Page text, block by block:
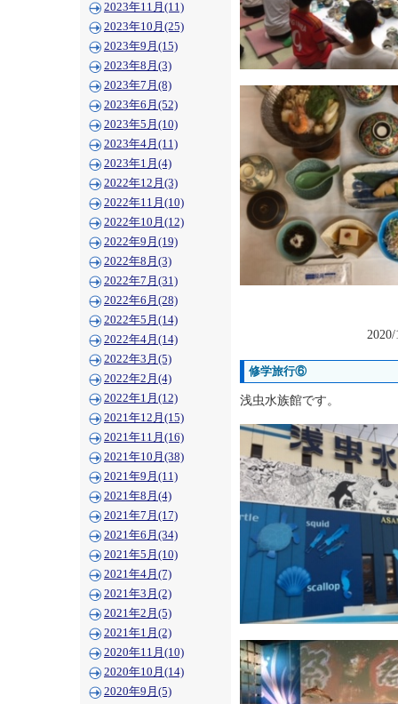
2023年11月(11)
2023年10月(25)
2023年9月(15)
2023年8月(3)
2023年7月(8)
2023年6月(52)
2023年5月(10)
2023年4月(11)
2023年1月(4)
2022年12月(3)
2022年11月(10)
2022年10月(12)
2022年9月(19)
2022年8月(3)
2022年7月(31)
2022年6月(28)
2022年5月(14)
2022年4月(14)
2022年3月(5)
2022年2月(4)
2022年1月(12)
2021年12月(15)
2021年11月(16)
2021年10月(38)
2021年9月(11)
2021年8月(4)
2021年7月(17)
2021年6月(34)
2021年5月(10)
2021年4月(7)
2021年3月(2)
2021年2月(5)
2021年1月(2)
2020年11月(10)
2020年10月(14)
2020年9月(5)
修学旅行⑥
浅虫水族館です。